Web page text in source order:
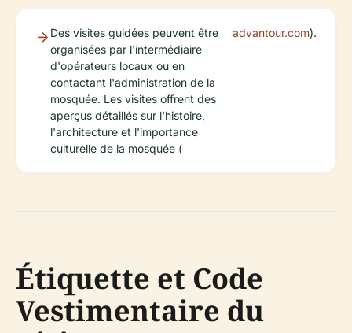
Des visites guidées peuvent être
organisées par l'intermédiaire
d'opérateurs locaux ou en
contactant l'administration de la
mosquée. Les visites offrent des
aperçus détaillés sur l'histoire,
l'architecture et l'importance
culturelle de la mosquée (
advantour.com).
Étiquette et Code
Vestimentaire du